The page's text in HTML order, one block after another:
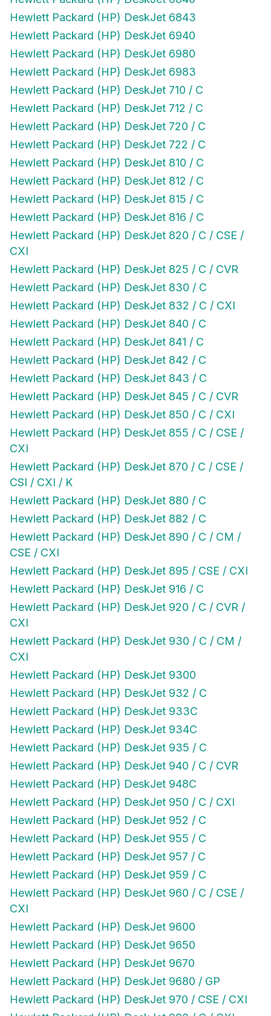
Hewlett Packard (HP) DeskJet 6843
Hewlett Packard (HP) DeskJet 6940
Hewlett Packard (HP) DeskJet 6980
Hewlett Packard (HP) DeskJet 6983
Hewlett Packard (HP) DeskJet 710 / C
Hewlett Packard (HP) DeskJet 712 / C
Hewlett Packard (HP) DeskJet 720 / C
Hewlett Packard (HP) DeskJet 722 / C
Hewlett Packard (HP) DeskJet 810 / C
Hewlett Packard (HP) DeskJet 812 / C
Hewlett Packard (HP) DeskJet 815 / C
Hewlett Packard (HP) DeskJet 816 / C
Hewlett Packard (HP) DeskJet 820 / C / CSE /
CXI
Hewlett Packard (HP) DeskJet 825 / C / CVR
Hewlett Packard (HP) DeskJet 830 / C
Hewlett Packard (HP) DeskJet 832 / C / CXI
Hewlett Packard (HP) DeskJet 840 / C
Hewlett Packard (HP) DeskJet 841 / C
Hewlett Packard (HP) DeskJet 842 / C
Hewlett Packard (HP) DeskJet 843 / C
Hewlett Packard (HP) DeskJet 845 / C / CVR
Hewlett Packard (HP) DeskJet 850 / C / CXI
Hewlett Packard (HP) DeskJet 855 / C / CSE /
CXI
Hewlett Packard (HP) DeskJet 870 / C / CSE /
CSI / CXI / K
Hewlett Packard (HP) DeskJet 880 / C
Hewlett Packard (HP) DeskJet 882 / C
Hewlett Packard (HP) DeskJet 890 / C / CM /
CSE / CXI
Hewlett Packard (HP) DeskJet 895 / CSE / CXI
Hewlett Packard (HP) DeskJet 916 / C
Hewlett Packard (HP) DeskJet 920 / C / CVR /
CXI
Hewlett Packard (HP) DeskJet 930 / C / CM /
CXI
Hewlett Packard (HP) DeskJet 9300
Hewlett Packard (HP) DeskJet 932 / C
Hewlett Packard (HP) DeskJet 933C
Hewlett Packard (HP) DeskJet 934C
Hewlett Packard (HP) DeskJet 935 / C
Hewlett Packard (HP) DeskJet 940 / C / CVR
Hewlett Packard (HP) DeskJet 948C
Hewlett Packard (HP) DeskJet 950 / C / CXI
Hewlett Packard (HP) DeskJet 952 / C
Hewlett Packard (HP) DeskJet 955 / C
Hewlett Packard (HP) DeskJet 957 / C
Hewlett Packard (HP) DeskJet 959 / C
Hewlett Packard (HP) DeskJet 960 / C / CSE /
CXI
Hewlett Packard (HP) DeskJet 9600
Hewlett Packard (HP) DeskJet 9650
Hewlett Packard (HP) DeskJet 9670
Hewlett Packard (HP) DeskJet 9680 / GP
Hewlett Packard (HP) DeskJet 970 / CSE / CXI